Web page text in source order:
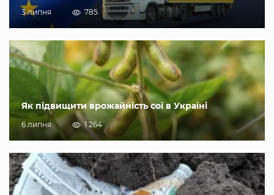
3 липня 785
Як підвищити врожайність сої в Україні
6 липня 1 264